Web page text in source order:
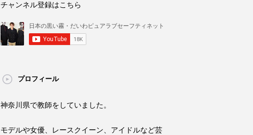
チャンネル登録はこちら
プロフィール
神奈川県で教師をしていました。
モデルや女優、レースクイーン、アイドルなど芸